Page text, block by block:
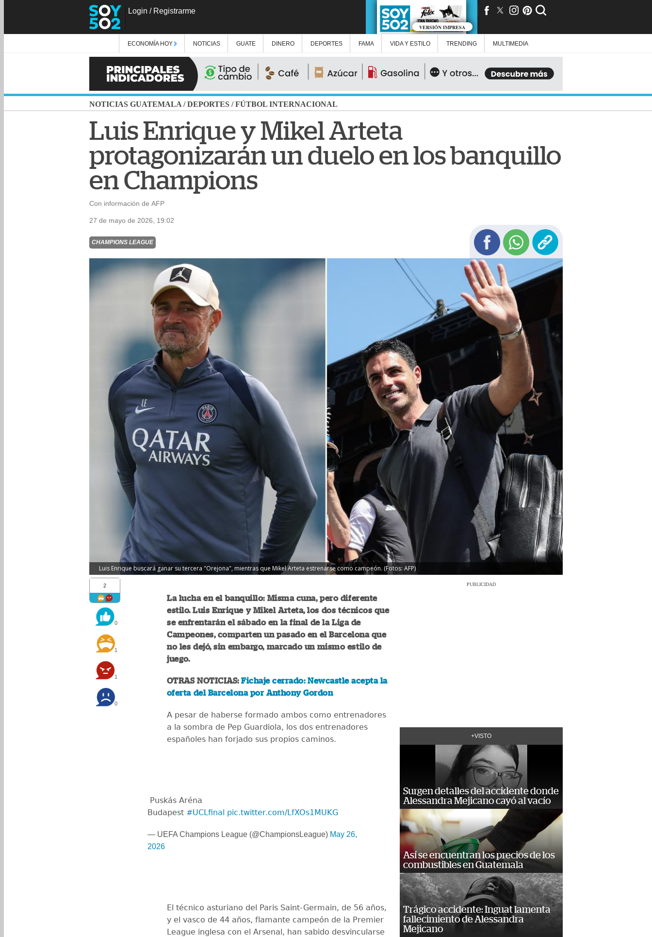
Login / Registrarme
VERSIÓN IMPRESA
ECONOMÍA HOY NOTICIAS GUATE DINERO DEPORTES FAMA VIDA Y ESTILO TRENDING MULTIMEDIA
NOTICIAS GUATEMALA /DEPORTES /FÚTBOL INTERNACIONAL
Luis Enrique y Mikel Arteta
protagonizarán un duelo en los banquillo
en Champions
Con información de AFP
27 de mayo de 2026, 19:02
CHAMPIONS LEAGUE
Luis Enrique buscará ganar su tercera "Orejona", mientras que Mikel Arteta estrenarse como campeón. (Fotos: AFP)
2
0
1
1
0
La lucha en el banquillo: Misma cuna, pero diferente
estilo. Luis Enrique y Mikel Arteta, los dos técnicos que
se enfrentarán el sábado en la final de la Liga de
Campeones, comparten un pasado en el Barcelona que
no les dejó, sin embargo, marcado un mismo estilo de
juego.
OTRAS NOTICIAS:Fichaje cerrado: Newcastle acepta la
oferta del Barcelona por Anthony Gordon
A pesar de haberse formado ambos como entrenadores
a la sombra de Pep Guardiola, los dos entrenadores
españoles han forjado sus propios caminos.
️ Puskás Aréna
Budapest #UCLfinal pic.twitter.com/LfXOs1MUKG
— UEFA Champions League (@ChampionsLeague) May 26,
2026
El técnico asturiano del Paris Saint-Germain, de 56 años,
y el vasco de 44 años, flamante campeón de la Premier
League inglesa con el Arsenal, han sabido desvincularse
PUBLICIDAD
+VISTO
Surgen detalles del accidente donde
Alessandra Mejicano cayó al vacío
Así se encuentran los precios de los
combustibles en Guatemala
Trágico accidente: Inguat lamenta
fallecimiento de Alessandra
Mejicano